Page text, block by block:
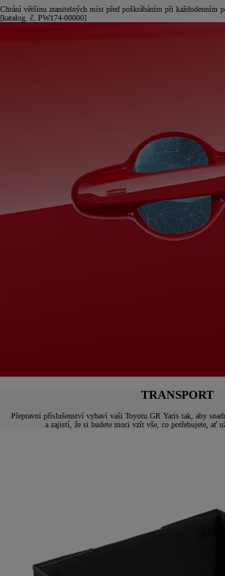
Chrání většinu zranitelných míst před poškrábáním při každodenním
[katalog. č. PW174-00000]
TRANSPORT
Přepravní příslušenství vybaví vaši Toyotu GR Yaris tak, aby
a zajistí, že si budete moci vzít vše, co potřebujete, ať